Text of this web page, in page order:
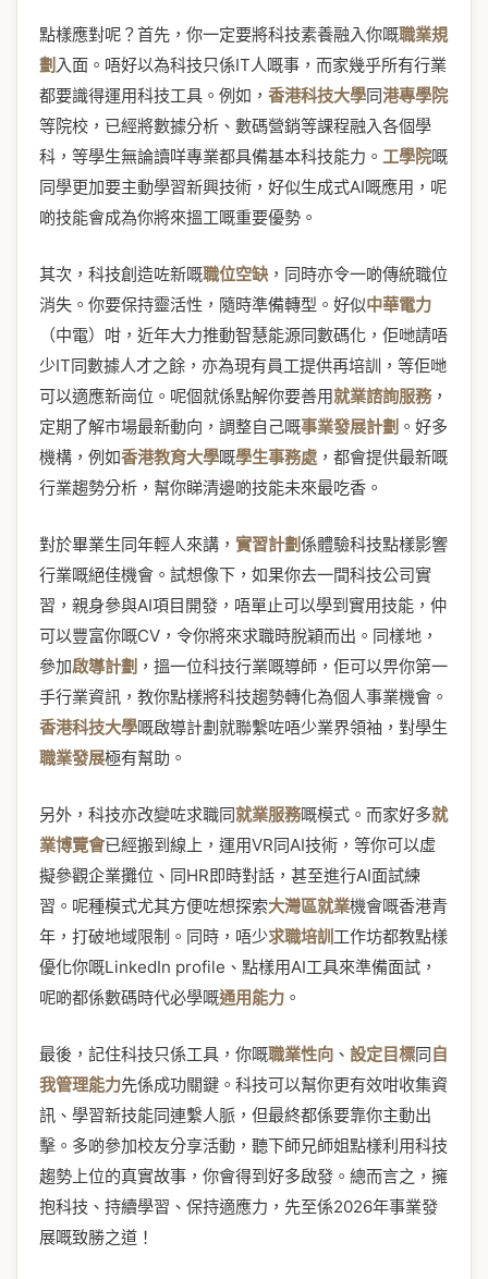
點樣應對呢？首先，你一定要將科技素養融入你嘅職業規
劃 入面。唔好以為科技只係IT人嘅事，而家幾乎所有行業
都要識得運用科技工具。例如， 香港科技大學同港專學院
等院校，已經將數據分析、數碼營銷等課程融入各個學
科，等學生無論讀咩專業都具備基本科技能力。 工學院嘅
同學更加要主動學習新興技術，好似生成式AI嘅應用，呢
啲技能會成為你將來搵工嘅重要優勢。
其次，科技創造咗新嘅職位空缺，同時亦令一啲傳統職位
消失。你要保持靈活性，隨時準備轉型。好似中華電力
（中電）咁，近年大力推動智慧能源同數碼化，佢哋請唔
少IT同數據人才之餘，亦為現有員工提供再培訓，等佢哋
可以適應新崗位。呢個就係點解你要善用就業諮詢服務，
定期了解市場最新動向，調整自己嘅事業發展計劃 。好多
機構，例如香港教育大學嘅學生事務處 ，都會提供最新嘅
行業趨勢分析，幫你睇清邊啲技能未來最吃香。
對於畢業生同年輕人來講， 實習計劃係體驗科技點樣影響
行業嘅絕佳機會。試想像下，如果你去一間科技公司實
習，親身參與AI項目開發，唔單止可以學到實用技能，仲
可以豐富你嘅CV，令你將來求職時脫穎而出。同樣地，
參加啟導計劃 ，搵一位科技行業嘅導師，佢可以畀你第一
手行業資訊，教你點樣將科技趨勢轉化為個人事業機會。
香港科技大學嘅啟導計劃就聯繫咗唔少業界領袖，對學生
職業發展極有幫助。
另外，科技亦改變咗求職同就業服務嘅模式。而家好多就
業博覽會已經搬到線上，運用VR同AI技術，等你可以虛
擬參觀企業攤位、同HR即時對話，甚至進行AI面試練
習。呢種模式尤其方便咗想探索大灣區就業機會嘅香港青
年，打破地域限制。同時，唔少求職培訓 工作坊都教點樣
優化你嘅LinkedIn profile、點樣用AI工具來準備面試，
呢啲都係數碼時代必學嘅通用能力 。
最後，記住科技只係工具，你嘅職業性向 、 設定目標同自
我管理能力先係成功關鍵。科技可以幫你更有效咁收集資
訊、學習新技能同連繫人脈，但最終都係要靠你主動出
擊。多啲參加校友分享活動，聽下師兄師姐點樣利用科技
趨勢上位的真實故事，你會得到好多啟發。總而言之，擁
抱科技、持續學習、保持適應力，先至係2026年事業發
展嘅致勝之道！